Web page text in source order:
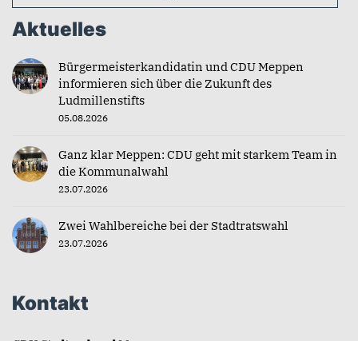
Aktuelles
Bürgermeisterkandidatin und CDU Meppen
informieren sich über die Zukunft des
Ludmillenstifts
05.08.2026
Ganz klar Meppen: CDU geht mit starkem Team in
die Kommunalwahl
23.07.2026
Zwei Wahlbereiche bei der Stadtratswahl
23.07.2026
Kontakt